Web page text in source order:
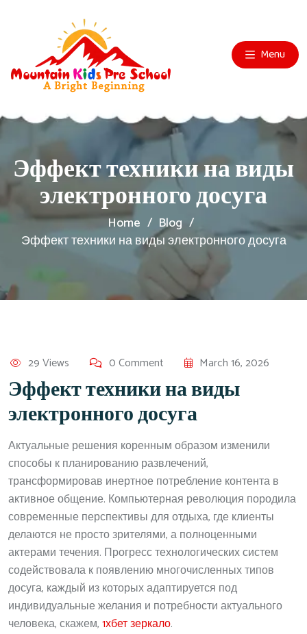
Menu
Эффект техники на виды
электронного досуга
Home
Blog
Эффект техники на виды электронного досуга
29 Views 0 Comment March 16, 2026
Эффект техники на виды
электронного досуга
Актуальные решения коренным образом изменили
способы к планированию развлечений,
трансформировав инертное потребление контента в
активное общение. Компьютерная революция породила
современные перспективы для отдыха, где клиенты
делаются не просто зрителями, а полноценными
актерами течения. Прогресс технологических систем
содействовала к появлению многочисленных типов
досуга, каждый из которых адаптируется под
индивидуальные желания и потребности актуального
человека, скажем,1хбет зеркало.